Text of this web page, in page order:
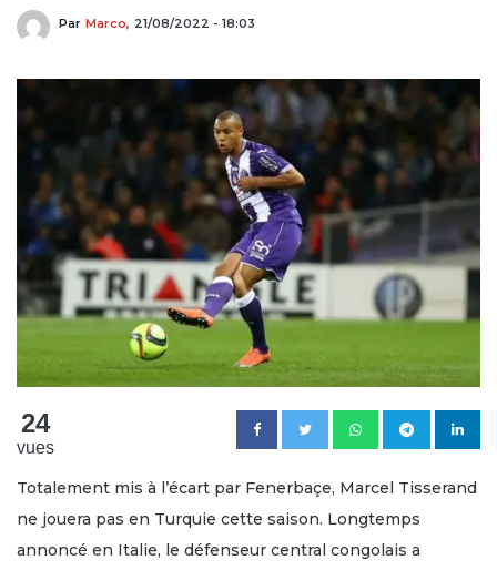
Par Marco, 21/08/2022 - 18:03
24
vues
Totalement mis à l’écart par Fenerbaçe, Marcel Tisserand
ne jouera pas en Turquie cette saison. Longtemps
annoncé en Italie, le défenseur central congolais a